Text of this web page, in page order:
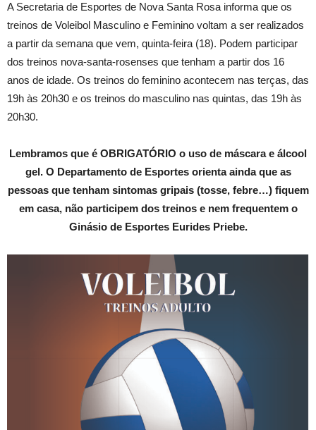
A Secretaria de Esportes de Nova Santa Rosa informa que os
treinos de Voleibol Masculino e Feminino voltam a ser realizados
a partir da semana que vem, quinta-feira (18). Podem participar
dos treinos nova-santa-rosenses que tenham a partir dos 16
anos de idade. Os treinos do feminino acontecem nas terças, das
19h às 20h30 e os treinos do masculino nas quintas, das 19h às
20h30.
Lembramos que é OBRIGATÓRIO o uso de máscara e álcool
gel. O Departamento de Esportes orienta ainda que as
pessoas que tenham sintomas gripais (tosse, febre…) fiquem
em casa, não participem dos treinos e nem frequentem o
Ginásio de Esportes Eurides Priebe.